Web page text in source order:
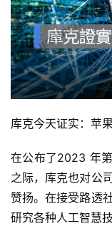
库克今天证实：苹
在公布了2023 年
之际，库克也对公
赞扬。在接受路透
研究各种人工智慧